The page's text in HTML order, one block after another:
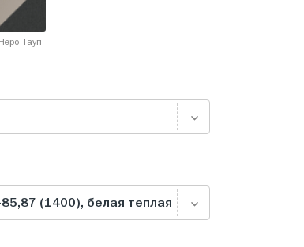
Неро-Тауп
(1400), белая теплая